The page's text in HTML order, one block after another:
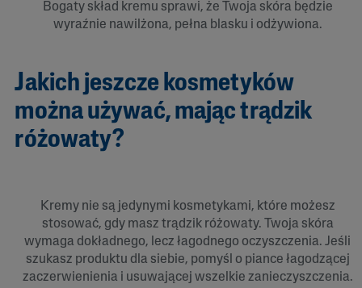
Bogaty skład kremu sprawi, że Twoja skóra będzie
wyraźnie nawilżona, pełna blasku i odżywiona.
Jakich jeszcze kosmetyków
można używać, mając trądzik
różowaty?
Kremy nie są jedynymi kosmetykami, które możesz
stosować, gdy masz trądzik różowaty. Twoja skóra
wymaga dokładnego, lecz łagodnego oczyszczenia. Jeśli
szukasz produktu dla siebie, pomyśl o piance łagodzącej
zaczerwienienia i usuwającej wszelkie zanieczyszczenia.